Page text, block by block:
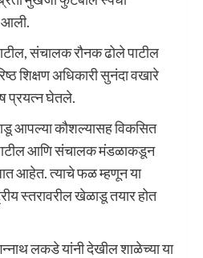
आली.
संचालक रौनक ढोले पाटील
शिक्षण अधिकारी सुनंदा वखारे
प्रयत्न घेतले.
आपल्या कौशल्यासह विकसित
पाटील आणि संचालक मंडळाकडून
आहेत. त्याचे फळ म्हणून या
स्तरावरील खेळाडू तयार होत
लकडे यांनी देखील शाळेच्या या